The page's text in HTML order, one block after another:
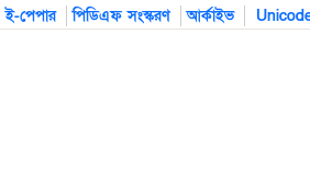
ই-পেপার পিডিএফ সংস্করণ আর্কাইভ